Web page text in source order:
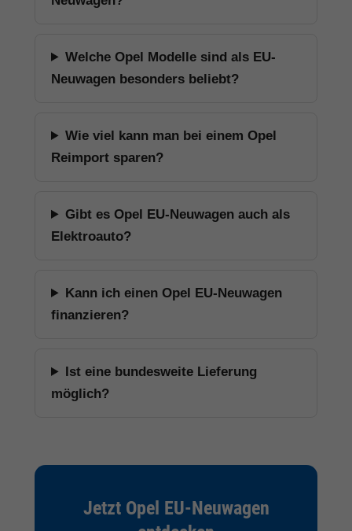
Welche Opel Modelle sind als EU-
Neuwagen besonders beliebt?
Wie viel kann man bei einem Opel
Reimport sparen?
Gibt es Opel EU-Neuwagen auch als
Elektroauto?
Kann ich einen Opel EU-Neuwagen
finanzieren?
Ist eine bundesweite Lieferung
möglich?
Jetzt Opel EU-Neuwagen